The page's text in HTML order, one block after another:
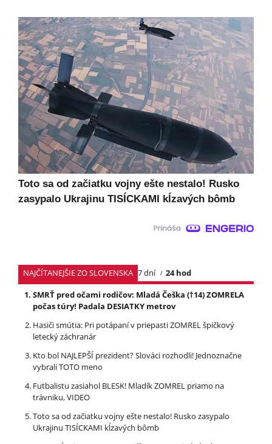
Toto sa od začiatku vojny ešte nestalo! Rusko
zasypalo Ukrajinu TISÍCKAMI kĺzavých bômb
NAJČÍTANEJŠIE ZO SLOVENSKA 7 dní
24 hod
SMRŤ pred očami rodičov: Mladá Češka (†14) ZOMRELA
počas túry! Padala DESIATKY metrov
Hasiči smútia: Pri potápaní v priepasti ZOMREL špičkový
letecký záchranár
Kto bol NAJLEPŠÍ prezident? Slováci rozhodli! Jednoznačne
vybrali TOTO meno
Futbalistu zasiahol BLESK! Mladík ZOMREL priamo na
trávniku, VIDEO
Toto sa od začiatku vojny ešte nestalo! Rusko zasypalo
Ukrajinu TISÍCKAMI kĺzavých bômb